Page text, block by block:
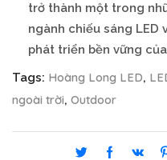
trở thành một trong
ngành chiếu sáng LED
phát triển bền vững
Tags: Hoàng Long LED,
ngoài trời, Outdoor